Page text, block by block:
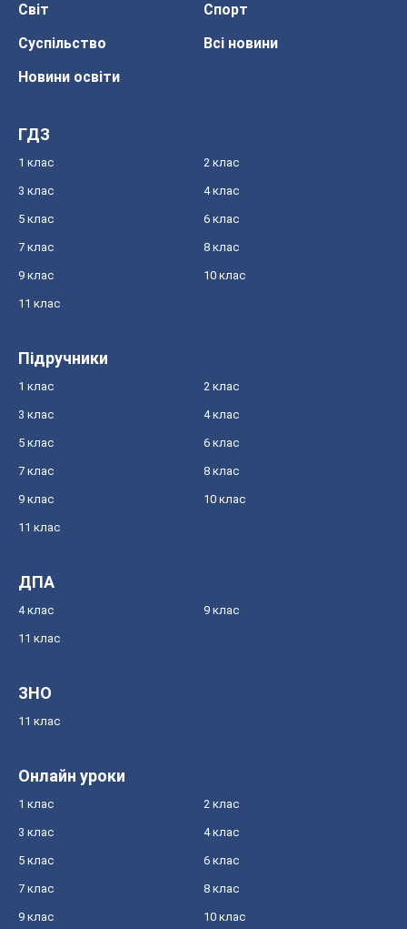
Світ
Спорт
Суспільство
Всі новини
Новини освіти
ГДЗ
1 клас 2 клас
3 клас 4 клас
5 клас 6 клас
7 клас 8 клас
9 клас 10 клас
11 клас
Підручники
1 клас 2 клас
3 клас 4 клас
5 клас 6 клас
7 клас 8 клас
9 клас 10 клас
11 клас
ДПА
4 клас 9 клас
11 клас
ЗНО
11 клас
Онлайн уроки
1 клас 2 клас
3 клас 4 клас
5 клас 6 клас
7 клас 8 клас
9 клас 10 клас